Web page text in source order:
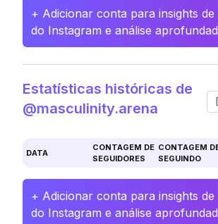
+ Adicionar conta para insights
do Instagram e análise
Estatísticas históricas de
@masculinity.arena
DATA
CONTAGEM DE
SEGUIDORES
CONTAGEM
SEGUINDO
+ Adicionar conta para insights
do Instagram e análise